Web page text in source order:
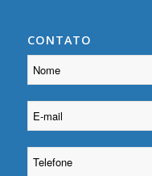
CONTATO